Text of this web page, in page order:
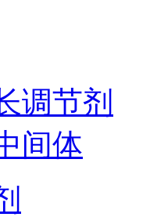
调节剂
间体